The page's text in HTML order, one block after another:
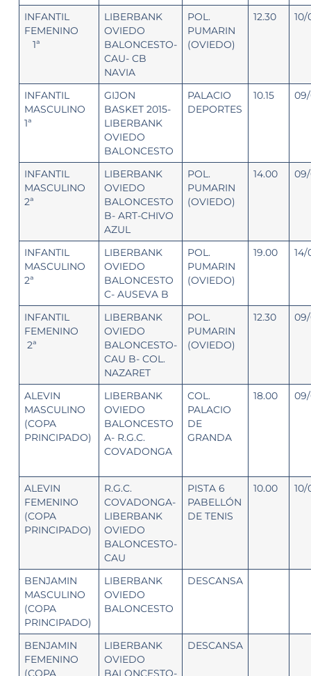
INFANTIL
FEMENINO
1ª
LIBERBANK
OVIEDO
BALONCESTO-
CAU- CB
NAVIA
POL.
PUMARIN
(OVIEDO)
12.30 10/
INFANTIL
MASCULINO
1ª
GIJON
BASKET 2015-
LIBERBANK
OVIEDO
BALONCESTO
PALACIO
DEPORTES
10.15 09/
INFANTIL
MASCULINO
2ª
LIBERBANK
OVIEDO
BALONCESTO
B- ART-CHIVO
AZUL
POL.
PUMARIN
(OVIEDO)
14.00 09/
INFANTIL
MASCULINO
2ª
LIBERBANK
OVIEDO
BALONCESTO
C- AUSEVA B
POL.
PUMARIN
(OVIEDO)
19.00 14/
INFANTIL
FEMENINO
2ª
LIBERBANK
OVIEDO
BALONCESTO-
CAU B- COL.
NAZARET
POL.
PUMARIN
(OVIEDO)
12.30 09/
ALEVIN
MASCULINO
(COPA
PRINCIPADO)
LIBERBANK
OVIEDO
BALONCESTO
A- R.G.C.
COVADONGA
COL.
PALACIO
DE
GRANDA
18.00 09/
ALEVIN
FEMENINO
(COPA
PRINCIPADO)
R.G.C.
COVADONGA-
LIBERBANK
OVIEDO
BALONCESTO-
CAU
PISTA 6
PABELLÓN
DE TENIS
10.00 10/
BENJAMIN
MASCULINO
(COPA
PRINCIPADO)
LIBERBANK
OVIEDO
BALONCESTO
DESCANSA
BENJAMIN
FEMENINO
(COPA
LIBERBANK
OVIEDO
BALONCESTO-
DESCANSA